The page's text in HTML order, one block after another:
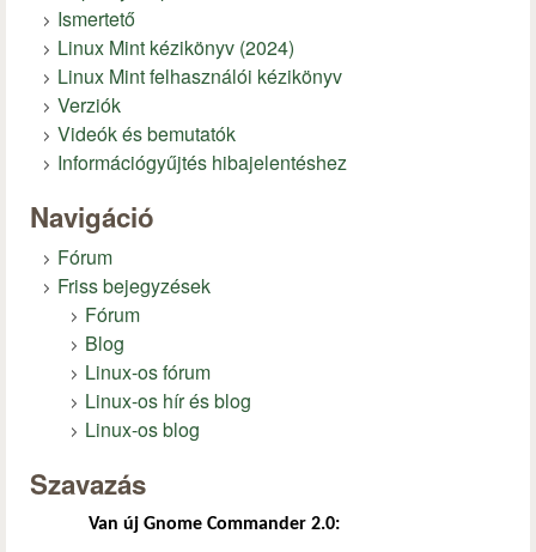
Ismertető
Linux Mint kézikönyv (2024)
Linux Mint felhasználói kézikönyv
Verziók
Videók és bemutatók
Információgyűjtés hibajelentéshez
Navigáció
Fórum
Friss bejegyzések
Fórum
Blog
Linux-os fórum
Linux-os hír és blog
Linux-os blog
Szavazás
Van új Gnome Commander 2.0: